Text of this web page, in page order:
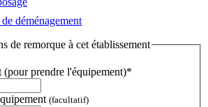
déménagement
de remorque à cet établissement
(pour prendre l'équipement)*
(facultatif)